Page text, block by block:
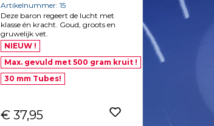
Artikelnummer: 15
Deze baron regeert de lucht met
klasse én kracht. Goud, groots en
gruwelijk vet.
NIEUW !
Max. gevuld met 500 gram kruit !
30 mm Tubes!
€ 37,95